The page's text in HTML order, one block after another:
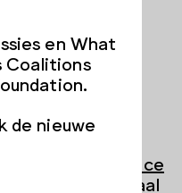
steeds vaker
waar
dat de
tijd wordt
wat niet
Om deze
Bits of Space
bouwmateriaal
en What
Coalitions
de nieuwe